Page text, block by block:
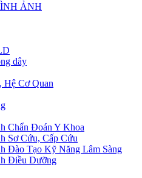
ẢNH
dây
Hệ Cơ Quan
Chẩn Đoán Y Khoa
Sơ Cứu, Cấp Cứu
Đào Tạo Kỹ Năng Lâm Sàng
Điều Dưỡng